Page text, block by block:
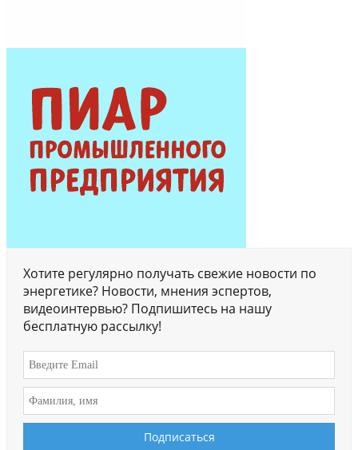
Хотите регулярно получать свежие новости по
энергетике? Новости, мнения эспертов,
видеоинтервью? Подпишитесь на нашу
бесплатную рассылку!